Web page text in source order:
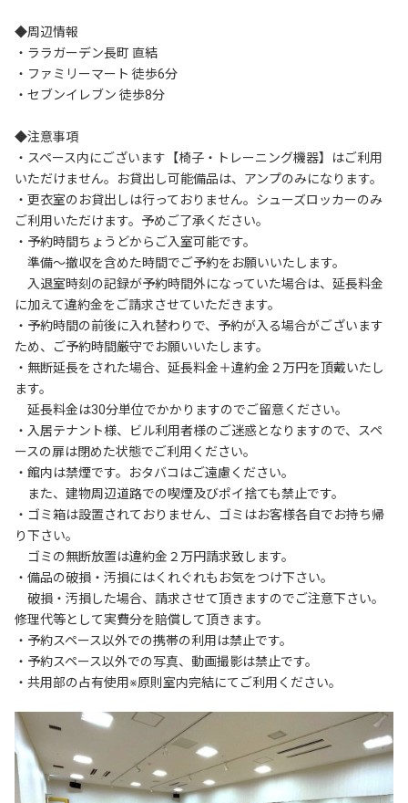
◆周辺情報
・ララガーデン長町 直結
・ファミリーマート 徒歩6分
・セブンイレブン 徒歩8分
◆注意事項
・スペース内にございます【椅子・トレーニング機器】はご利用
いただけません。お貸出し可能備品は、アンプのみになります。
・更衣室のお貸出しは行っておりません。シューズロッカーのみ
ご利用いただけます。予めご了承ください。
・予約時間ちょうどからご入室可能です。
準備～撤収を含めた時間でご予約をお願いいたします。
入退室時刻の記録が予約時間外になっていた場合は、延長料金
に加えて違約金をご請求させていただきます。
・予約時間の前後に入れ替わりで、予約が入る場合がございます
ため、ご予約時間厳守でお願いいたします。
・無断延長をされた場合、延長料金＋違約金２万円を頂戴いたし
ます。
延長料金は30分単位でかかりますのでご留意ください。
・入居テナント様、ビル利用者様のご迷惑となりますので、スペ
ースの扉は閉めた状態でご利用ください。
・館内は禁煙です。おタバコはご遠慮ください。
また、建物周辺道路での喫煙及びポイ捨ても禁止です。
・ゴミ箱は設置されておりません、ゴミはお客様各自でお持ち帰
り下さい。
ゴミの無断放置は違約金２万円請求致します。
・備品の破損・汚損にはくれぐれもお気をつけ下さい。
破損・汚損した場合、請求させて頂きますのでご注意下さい。
修理代等として実費分を賠償して頂きます。
・予約スペース以外での携帯の利用は禁止です。
・予約スペース以外での写真、動画撮影は禁止です。
・共用部の占有使用※原則室内完結にてご利用ください。